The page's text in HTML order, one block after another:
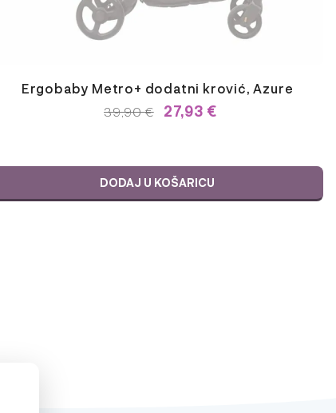
Ergobaby Metro+ dodatni krović, Azure
IZVORNA
39,90 €.
39,90€TRENUTNA
27,93 €
DODAJ U KOŠARICU